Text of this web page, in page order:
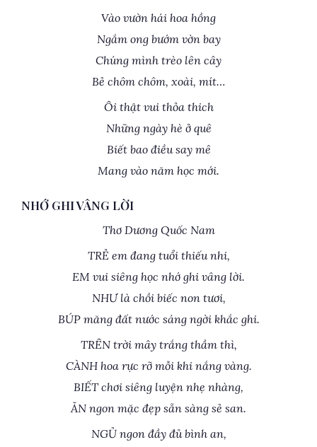
Vào vườn hái hoa hồng
Ngắm ong bướm vờn bay
Chúng mình trèo lên cây
Bẻ chôm chôm, xoài, mít…
Ôi thật vui thỏa thich
Những ngày hè ở quê
Biết bao điều say mê
Mang vào năm học mới.
NHỚ GHI VÂNG LỜI
Thơ Dương Quốc Nam
TRẺ em đang tuổi thiếu nhi,
EM vui siêng học nhớ ghi vâng lời.
NHƯ là chồi biếc non tươi,
BÚP măng đất nước sáng ngời khắc ghi.
TRÊN trời mây trắng thầm thì,
CÀNH hoa rực rỡ mỗi khi nắng vàng.
BIẾT chơi siêng luyện nhẹ nhàng,
ĂN ngon mặc đẹp sẵn sàng sẻ san.
NGỦ ngon đầy đủ bình an,